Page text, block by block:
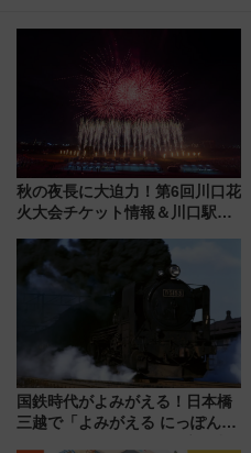
秋の夜長に大迫力！第6回川口花
火大会チケット情報＆川口駅か
国鉄時代がよみがえる！日本橋
三越で「よみがえる にっぽんの